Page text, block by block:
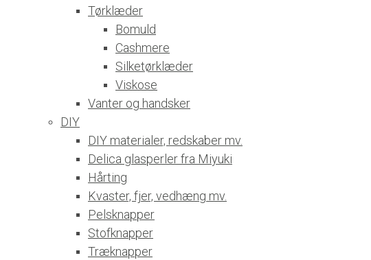
Tørklæder
Bomuld
Cashmere
Silketørklæder
Viskose
Vanter og handsker
DIY
DIY materialer, redskaber mv.
Delica glasperler fra Miyuki
Hårting
Kvaster, fjer, vedhæng mv.
Pelsknapper
Stofknapper
Træknapper